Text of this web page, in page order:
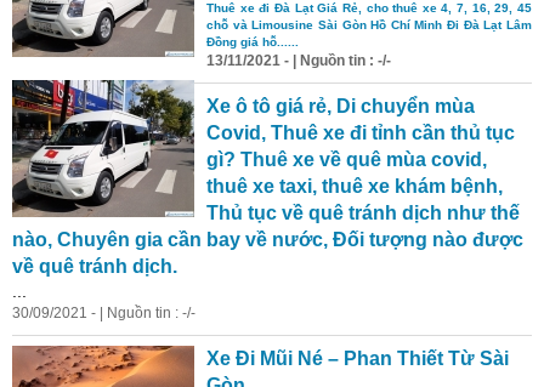
Thuê xe đi Đà Lạt Giá Rẻ, cho thuê xe 4, 7, 16, 29, 45
chỗ và Limousine Sài Gòn Hồ Chí Minh Đi Đà Lạt Lâm
Đồng giá hỗ......
13/11/2021 - | Nguồn tin : -/-
Xe ô tô giá rẻ, Di chuyển mùa
Covid, Thuê xe đi tỉnh cần thủ tục
gì? Thuê xe về quê mùa covid,
thuê xe taxi, thuê xe khám bệnh,
Thủ tục về quê tránh dịch như thế
nào, Chuyên gia cần bay về nước, Đối tượng nào được
về quê tránh dịch.
30/09/2021 - | Nguồn tin : -/-
Xe Đi Mũi Né – Phan Thiết Từ Sài